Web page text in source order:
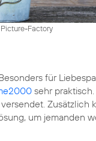
Factory
für
sehr
Zusätzlich
um jemanden